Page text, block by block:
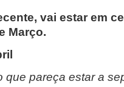
vai estar em
Março.
que pareça estar a